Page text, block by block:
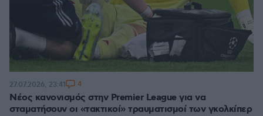
Νέος κανονισμός στην Premier League για να
σταματήσουν οι «τακτικοί» τραυματισμοί των γκολκίπερ
27.07.2026, 23:41 4